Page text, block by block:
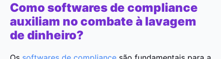
Como softwares de compliance
auxiliam no combate à lavagem
de dinheiro?